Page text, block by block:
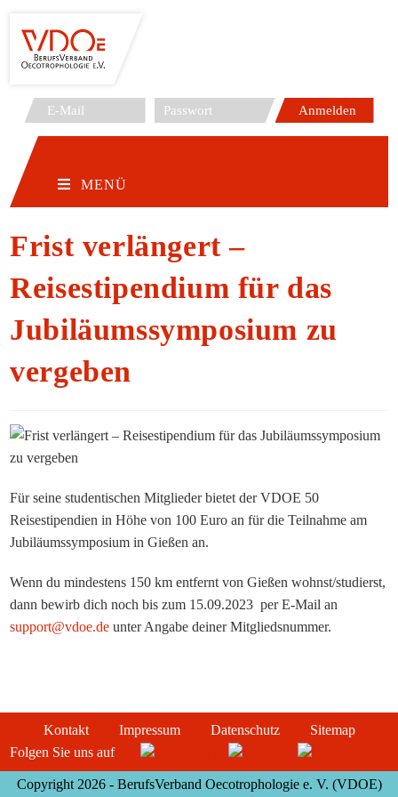
Inhalt
springen
MENÜ
Frist verlängert –
Reisestipendium für das
Jubiläumssymposium zu
vergeben
Für seine studentischen Mitglieder bietet der VDOE 50
Reisestipendien in Höhe von 100 Euro an für die Teilnahme am
Jubiläumssymposium in Gießen an.
Wenn du mindestens 150 km entfernt von Gießen wohnst/studierst,
dann bewirb dich noch bis zum 15.09.2023 per E-Mail an
support@vdoe.de unter Angabe deiner Mitgliedsnummer.
Kontakt Impressum Datenschutz
Sitemap
Folgen Sie uns auf
Copyright 2026 - BerufsVerband Oecotrophologie e. V. (VDOE)